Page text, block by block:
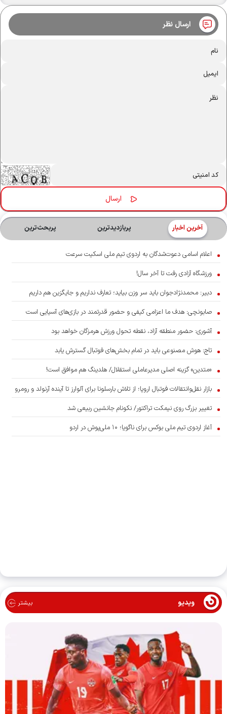
ارسال نظر
آخرین اخبار پربازدیدترین پربحث‌ترین‌
اعلام اسامی دعوت‌شدگان به اردوی تیم ملی اسکیت سرعت
ورزشگاه آزادی رفت تا آخر سال!
دبیر: محمدنژادجوان باید سر وزن بیاید؛ تعارف نداریم و جایگزین هم داریم
صابونچی: هدف ما اعزامی کیفی و حضور قدرتمند در بازی‌های آسیایی است
آشوری‌: حضور منطقه آزاد، نقطه تحول ورزش هرمزگان خواهد بود
تاج: هوش مصنوعی باید در تمام بخش‌های فوتبال گسترش یابد
«متدین» گزینه اصلی مدیرعاملی استقلال/ هلدینگ هم موافق است!
بازار نقل‌وانتقالات فوتبال اروپا؛ از تلاش بارسلونا برای آلوارز تا آینده آرنولد و رومرو
تغییر بزرگ روی نیمکت تراکتور/ نکونام جانشین ربیعی شد
آغاز اردوی تیم ملی بوکس برای ناگویا؛ ۱۰ ملی‌پوش در اردو
ویدیو بیشتر